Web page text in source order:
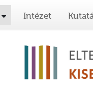
Intézet